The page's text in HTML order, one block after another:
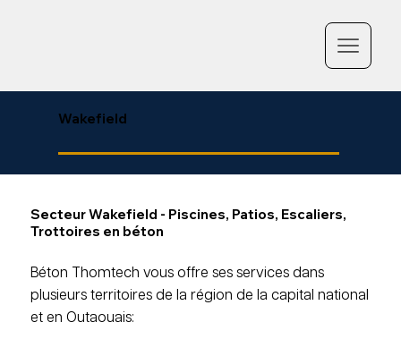
Wakefield
Secteur Wakefield - Piscines, Patios, Escaliers,
Trottoires en béton
Béton Thomtech vous offre ses services dans
plusieurs territoires de la région de la capital national
et en Outaouais: